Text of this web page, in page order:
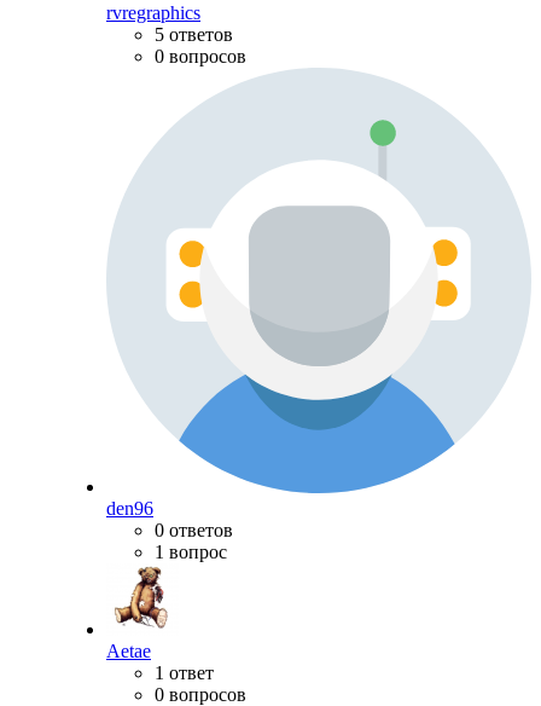
rvregraphics
5 ответов
0 вопросов
den96
0 ответов
1 вопрос
Aetae
1 ответ
0 вопросов